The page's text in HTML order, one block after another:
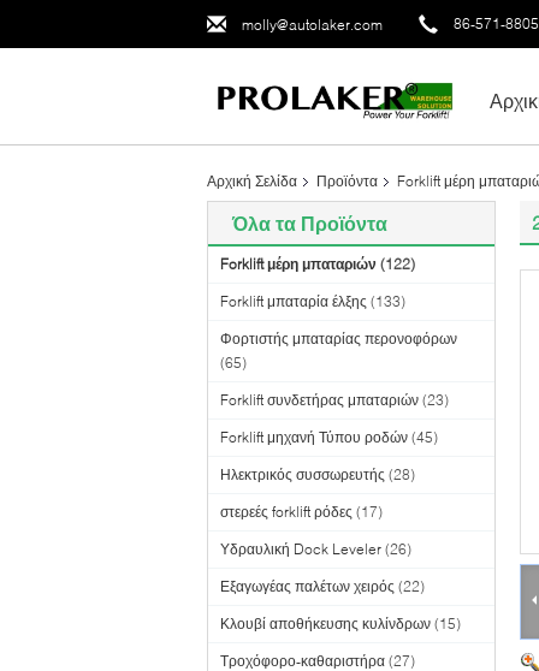
molly@autolaker.com 86-571-
Αρχική Σελίδα Προϊόντα Forklift μέρη
Όλα τα Προϊόντα
Forklift μέρη μπαταριών (122)
Forklift μπαταρία έλξης (133)
Φορτιστής μπαταρίας περονοφόρων
(65)
Forklift συνδετήρας μπαταριών (23)
Forklift μηχανή Τύπου ροδών (45)
Ηλεκτρικός συσσωρευτής (28)
στερεές forklift ρόδες (17)
Υδραυλική Dock Leveler (26)
Εξαγωγέας παλέτων χειρός (22)
Κλουβί αποθήκευσης κυλίνδρων (15)
Τροχόφορο-καθαριστήρα (27)